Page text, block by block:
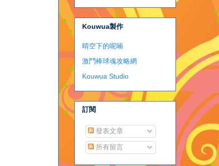
Kouwua製作
晴空下的呢喃
激鬥棒球魂攻略網
Kouwua Studio
訂閱
發表文章
所有留言